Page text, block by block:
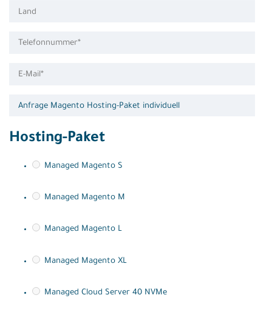
Hosting-Paket
Managed Magento S
Managed Magento M
Managed Magento L
Managed Magento XL
Managed Cloud Server 40 NVMe